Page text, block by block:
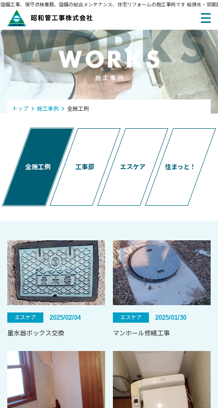
工事、保守点検業務、設備の総合メンテナンス、住宅リフォームの施工事例です 給排水・空調設
トップ 施工事例 全施工例
全施工例 工事部 エスケア 住まっと！
エスケア 2025/02/04
量水器ボックス交換
エスケア 2025/01/30
マンホール修繕工事